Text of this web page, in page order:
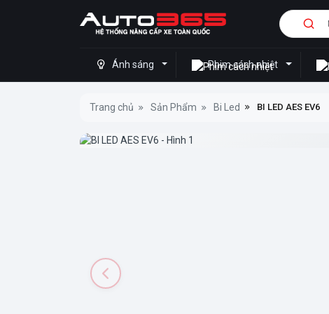
Ánh sáng Phim cách nhiệt
Trang chủ Sản Phẩm Bi Led BI LED AES EV6